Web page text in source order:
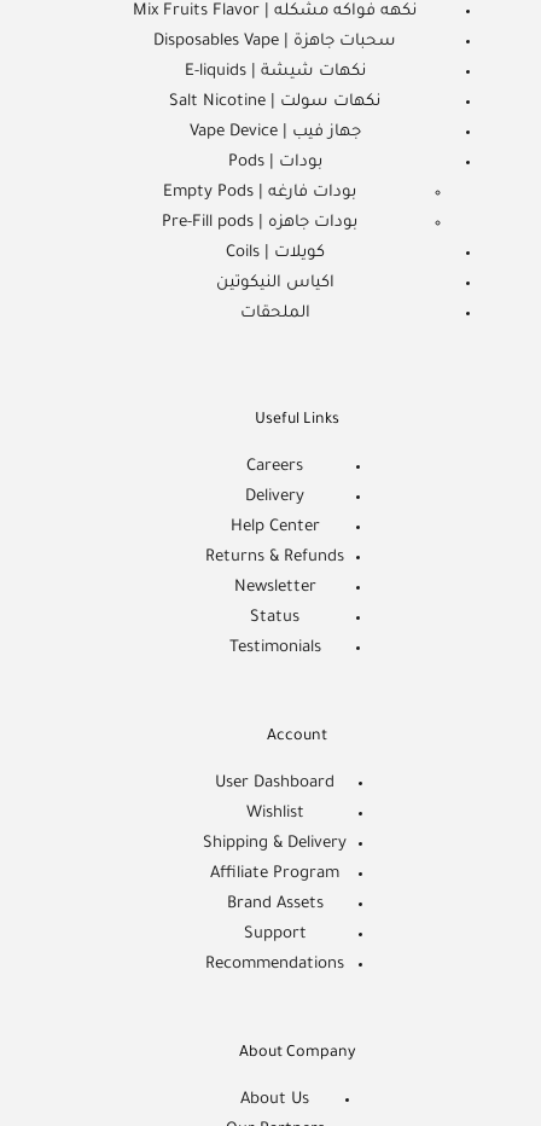
نكهه فواكه مشكله | Mix Fruits Flavor
سحبات جاهزة | Disposables Vape
نكهات شيشة | E-liquids
نكهات سولت | Salt Nicotine
جهاز فيب | Vape Device
بودات | Pods
بودات فارغه | Empty Pods
بودات جاهزه | Pre-Fill pods
كويلات | Coils
اكياس النيكوتين
الملحقات
Useful Links
Careers
Delivery
Help Center
Returns & Refunds
Newsletter
Status
Testimonials
Account
User Dashboard
Wishlist
Shipping & Delivery
Affiliate Program
Brand Assets
Support
Recommendations
About Company
About Us